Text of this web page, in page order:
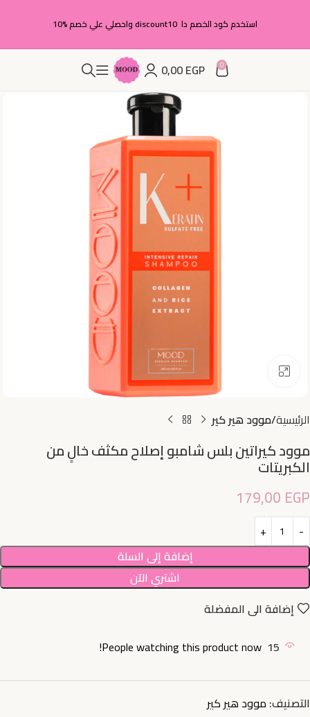
استخدم كود الخصم دا discount10 واحصلي علي خصم %10
0
0,00EGP
الرئيسية موود هير كير
موود كيراتين بلس شامبو إصلاح مكثف خالٍ من
الكبريتات
179,00 EGP
إضافة إلى السلة
اشتري الآن
إضافة الى المفضلة
15
People watching this product now!
التصنيف: موود هير كير